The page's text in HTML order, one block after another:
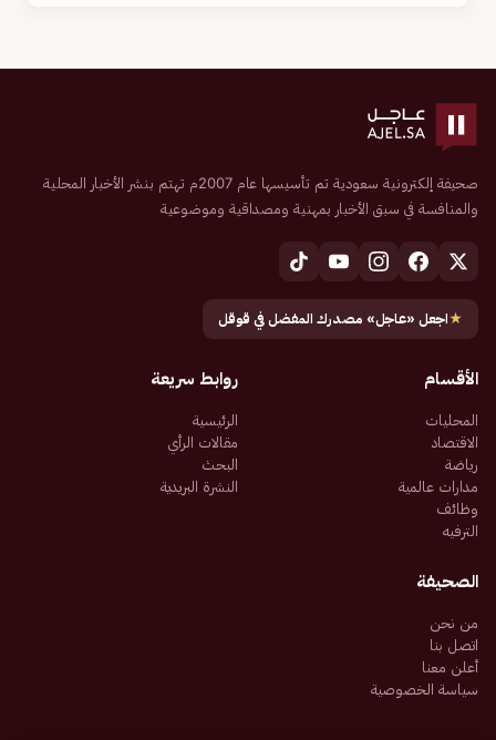
صحيفة إلكترونية سعودية تم تأسيسها عام 2007م تهتم بنشر الأخبار المحلية
والمنافسة في سبق الأخبار بمهنية ومصداقية وموضوعية
★اجعل «عاجل» مصدرك المفضل في قوقل
الأقسام
المحليات
الاقتصاد
رياضة
مدارات عالمية
وظائف
الترفيه
روابط سريعة
الرئيسية
مقالات الرأي
البحث
النشرة البريدية
الصحيفة
من نحن
اتصل بنا
أعلن معنا
سياسة الخصوصية